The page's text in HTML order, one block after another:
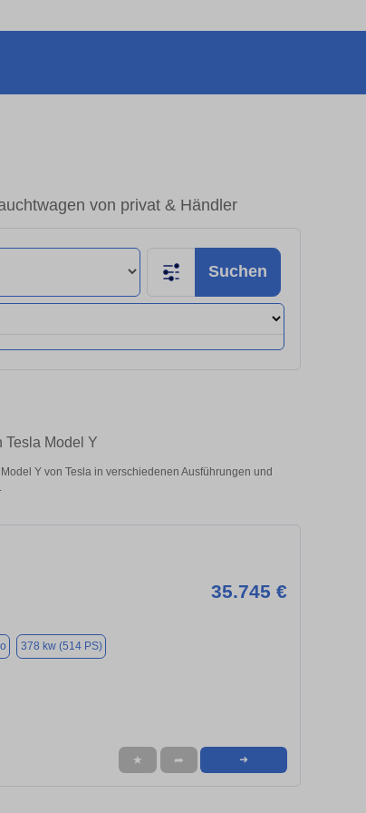
von privat & Händler
Suchen
Tesla Model Y
Y von Tesla in verschiedenen Ausführungen und
35.745 €
378 kw (514 PS)
★ ➦ ➜